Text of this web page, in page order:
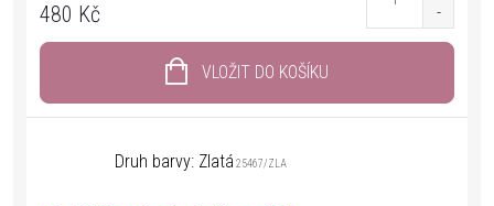
480 Kč
VLOŽIT DO KOŠÍKU
Druh barvy: Zlatá 25467/ZLA